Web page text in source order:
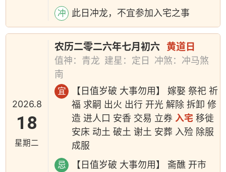
冲 此日冲龙，不宜参加入宅之事
2026.8
18
星期二
农历二零二六年七月初六 黄道日
值神：青龙 建星：定日
冲煞：冲马煞
南
宜
【日值岁破 大事勿用】 嫁娶 祭祀 祈
福 求嗣 出火 出行 开光 解除 拆卸 修
造 进人口 安香 交易 立券 入宅 移徙
安床 动土 破土 谢土 安葬 入殓 除服
成服
忌
【日值岁破 大事勿用】 斋醮 开市